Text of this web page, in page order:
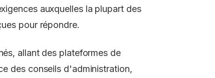
auxquelles la plupart des
pour répondre.
allant des plateformes de
des conseils d'administration,